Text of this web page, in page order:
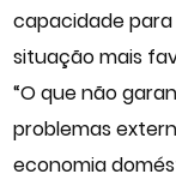
capacidade
situação mais
“O que não
problemas
economia